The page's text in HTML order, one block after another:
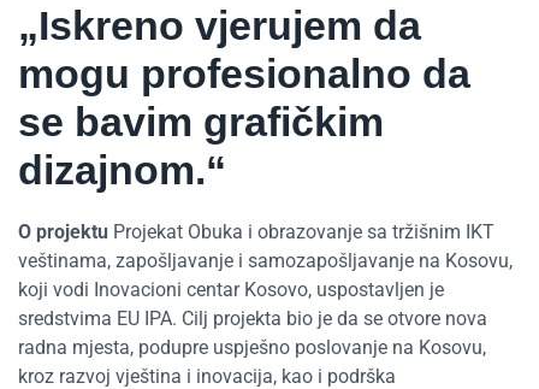
„Iskreno vjerujem da
mogu profesionalno da
se bavim grafičkim
dizajnom.“
O projektu Projekat Obuka i obrazovanje sa tržišnim IKT
veštinama, zapošljavanje i samozapošljavanje na Kosovu,
koji vodi Inovacioni centar Kosovo, uspostavljen je
sredstvima EU IPA. Cilj projekta bio je da se otvore nova
radna mjesta, podupre uspješno poslovanje na Kosovu,
kroz razvoj vještina i inovacija, kao i podrška